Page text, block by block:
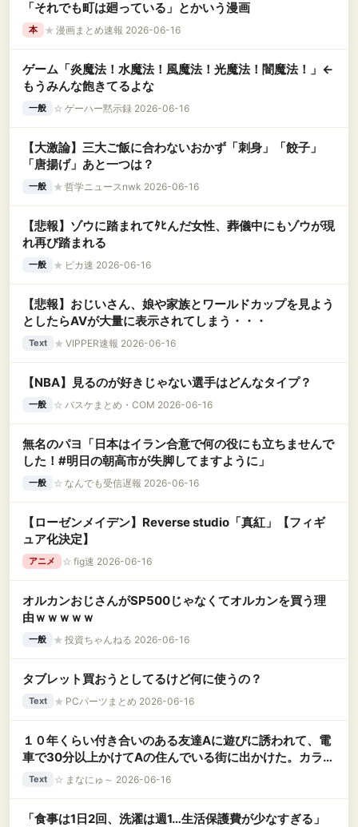
「それでも町は廻っている」とかいう漫画
本 ★ 漫画まとめ速報 2026-06-16
ゲーム「炎魔法！水魔法！風魔法！光魔法！闇魔法！」←
もうみんな飽きてるよな
一般 ☆ ゲーハー黙示録 2026-06-16
【大激論】三大ご飯に合わないおかず「刺身」「餃子」
「唐揚げ」あと一つは？
一般 ★ 哲学ニュースnwk 2026-06-16
【悲報】ゾウに踏まれてﾀﾋんだ女性、葬儀中にもゾウが現
れ再び踏まれる
一般 ★ ピカ速 2026-06-16
【悲報】おじいさん、娘や家族とワールドカップを見よう
としたらAVが大量に表示されてしまう・・・
Text ★ VIPPER速報 2026-06-16
【NBA】見るのが好きじゃない選手はどんなタイプ？
一般 ☆ バスケまとめ・COM 2026-06-16
無名のパヨ「日本はイラン合意で何の役にも立ちませんで
した！#明日の朝高市が失脚してますように」
一般 ☆ なんでも受信遅報 2026-06-16
【ローゼンメイデン】Reverse studio「真紅」【フィギ
ュア化決定】
アニメ ☆ fig速 2026-06-16
オルカンおじさんがSP500じゃなくてオルカンを買う理
由ｗｗｗｗｗ
一般 ★ 投資ちゃんねる 2026-06-16
タブレット買おうとしてるけど何に使うの？
Text ★ PCパーツまとめ 2026-06-16
１０年くらい付き合いのある友達Aに遊びに誘われて、電
車で30分以上かけてAの住んでいる街に出かけた。カラオ
ケに行きしばらく歌っていると、私が歌っている時にAが
Text ☆ まなにゅ～ 2026-06-16
「食事は1日2回、洗濯は週1…生活保護費が少なすぎる」